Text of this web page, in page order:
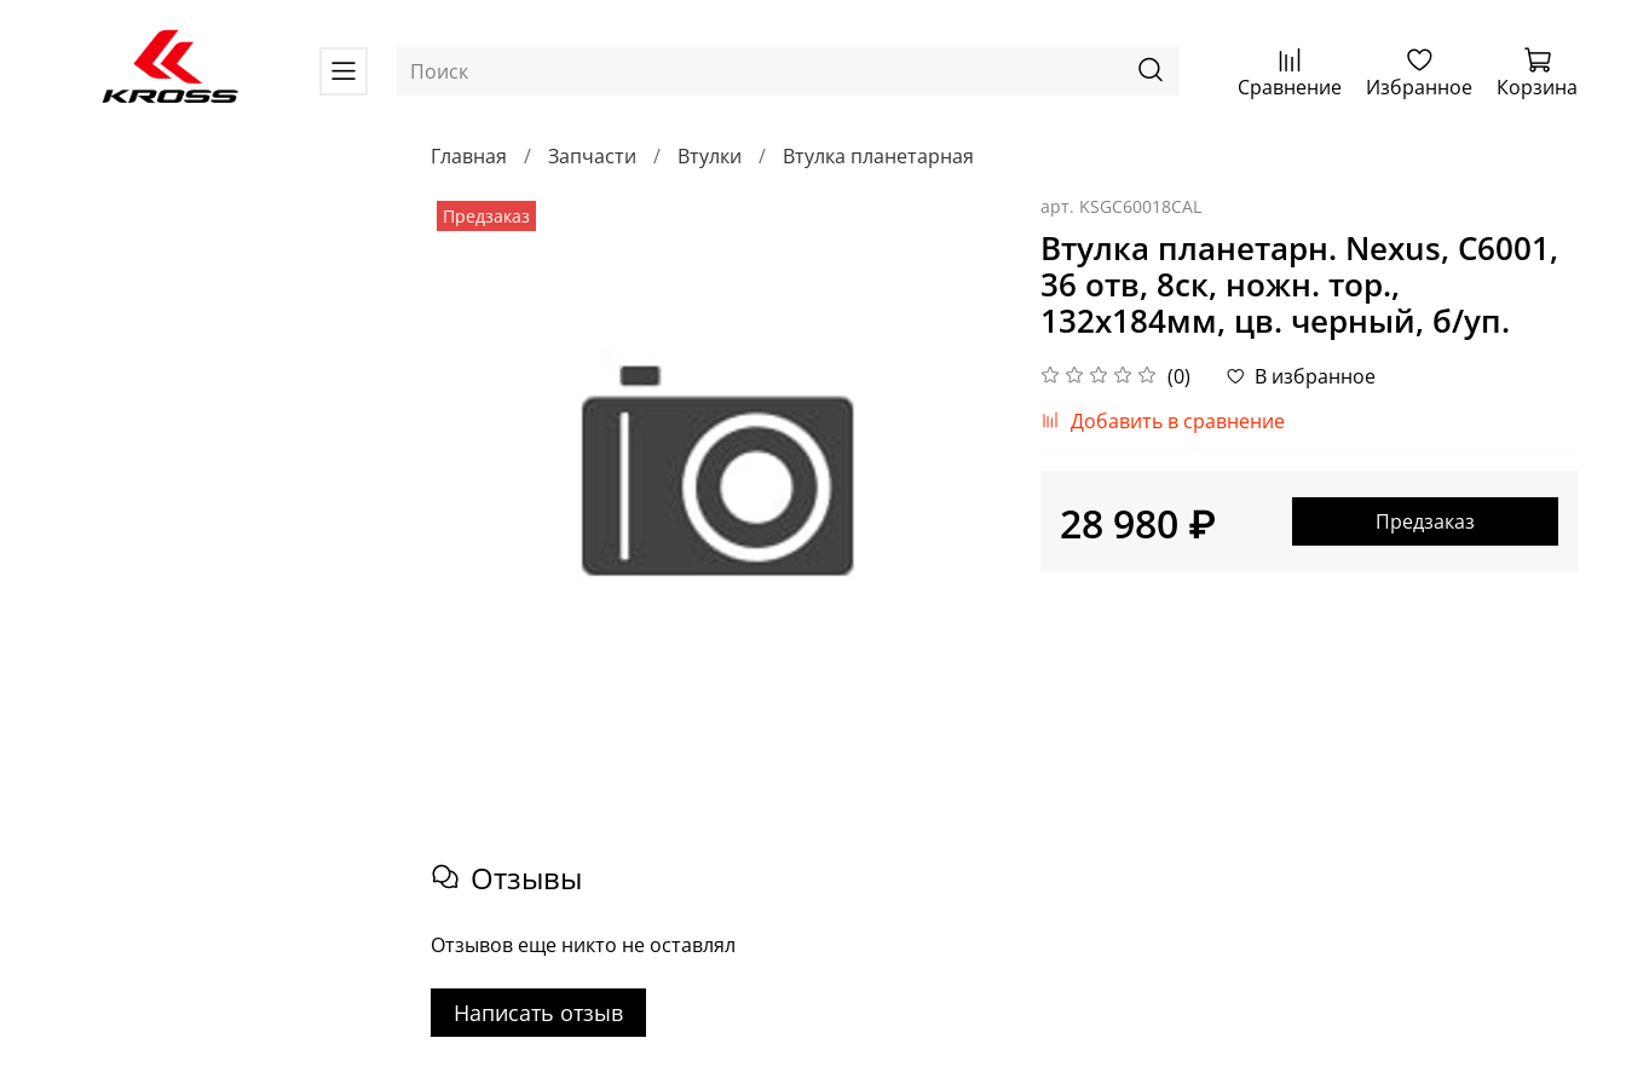
Сравнение Избранное Корзина
Главная Запчасти Втулки Втулка планетарная
Предзаказ арт. KSGC60018CAL
Втулка планетарн. Nexus, C6001,
36 отв, 8ск, ножн. тор.,
132x184мм, цв. черный, б/уп.
(0)
В избранное
Добавить в сравнение
28 980 ₽ Предзаказ
Отзывы
Отзывов еще никто не оставлял
Написать отзыв